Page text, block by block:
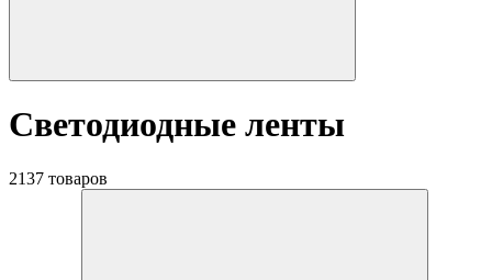
Светодиодные ленты
2137 товаров